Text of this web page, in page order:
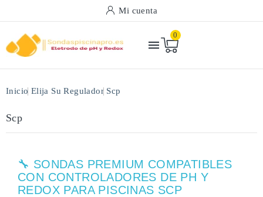
Mi cuenta

0
Inicio Elija Su Regulador Scp
Scp
🔧 SONDAS PREMIUM COMPATIBLES
CON CONTROLADORES DE PH Y
REDOX PARA PISCINAS SCP